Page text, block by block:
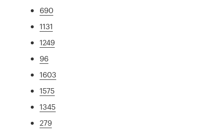
690
1131
1249
96
1603
1575
1345
279